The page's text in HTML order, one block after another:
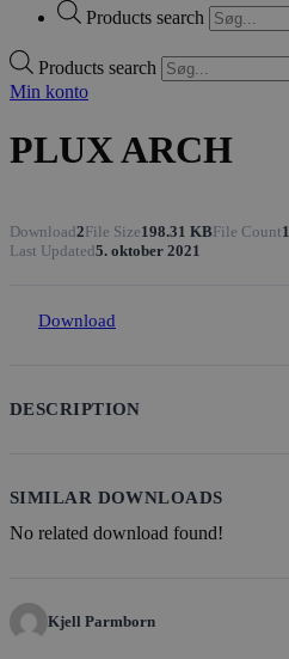
Products search
Products search
Min konto
PLUX ARCH
Download2File Size198.31 KBFile Count1
Last Updated5. oktober 2021
Download
DESCRIPTION
SIMILAR DOWNLOADS
No related download found!
Kjell Parmborn